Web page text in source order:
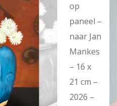
op
paneel –
naar Jan
Mankes
– 16 x
21 cm –
2026 –